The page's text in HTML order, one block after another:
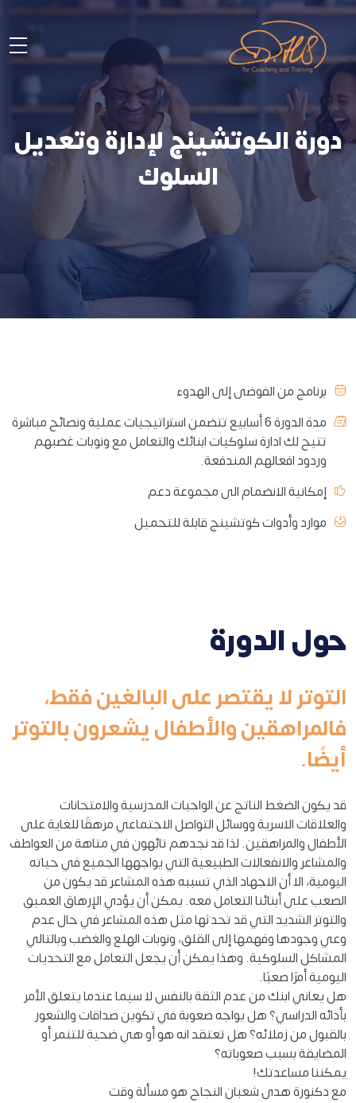
دورة الكوتشينج لإدارة وتعديل
السلوك
برنامج من الفوضى إلى الهدوء
مدة الدورة 6 أسابيع تتضمن استراتيجيات عملية ونصائح مباشرة
تتيح لك ادارة سلوكيات ابنائك والتعامل مع ونوبات غضبهم
وردود افعالهم المندفعة.
إمكانية الانضمام الى مجموعة دعم
موارد وأدوات كوتشينج قابلة للتحميل
حول الدورة
التوتر لا يقتصر على البالغين فقط،
فالمراهقين والأطفال يشعرون بالتوتر
أيضًا.
قد يكون الضغط الناتج عن الواجبات المدرسية والامتحانات
والعلاقات الاسرية ووسائل التواصل الاجتماعي مرهقًا للغاية على
الأطفال والمراهقين. لذا قد نجدهم تائهون في متاهة من العواطف
والمشاعر والانفعالات الطبيعية التي يواجهها الجميع في حياته
اليومية، الا أن الاجهاد الذي تسببه هذه المشاعر قد يكون من
الصعب على أبنائنا التعامل معه. يمكن أن يؤدي الإرهاق العميق
والتوتر الشديد التي قد تحدثها مثل هذه المشاعر في حال عدم
وعي وجودها وفهمها إلى القلق، ونوبات الهلع والغضب وبالتالي
المشاكل السلوكية. وهذا يمكن أن يجعل التعامل مع التحديات
اليومية أمرًا صعبًا.
هل يعاني ابنك من عدم الثقة بالنفس لا سيما عندما يتعلق الأمر
بأدائه الدراسي؟ هل يواجه صعوبة في تكوين صداقات والشعور
بالقبول من زملائه؟ هل تعتقد انه هو أو هي ضحية للتنمر أو
المضايقة بسبب صعوباته؟
يمكننا مساعدتك!
مع دكنورة هدى شعبان النجاح هو مسألة وقت